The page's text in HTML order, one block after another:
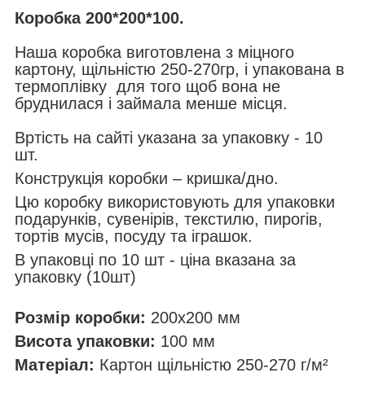
Коробка 200*200*100.
Наша коробка виготовлена з міцного
картону, щільністю 250-270гр, і упакована в
термоплівку для того щоб вона не
бруднилася і займала менше місця.
Вртість на сайті указана за упаковку - 10
шт.
Конструкція коробки – кришка/дно.
Цю коробку використовують для упаковки
подарунків, сувенірів, текстилю, пирогів,
тортів мусів, посуду та іграшок.
В упаковці по 10 шт - ціна вказана за
упаковку (10шт)
Розмір коробки: 200х200 мм
Висота упаковки: 100 мм
Матеріал: Картон щільністю 250-270 г/м²